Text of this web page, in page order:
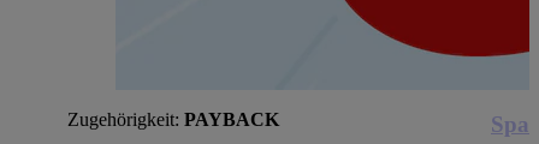
Zugehörigkeit: PAYBACK